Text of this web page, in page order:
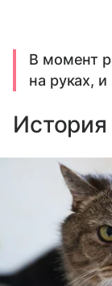
В момент
на руках,
История